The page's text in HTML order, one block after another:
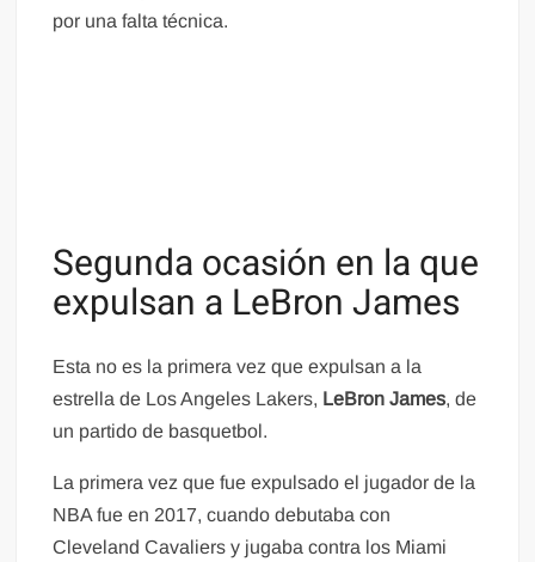
por una falta técnica.
Segunda ocasión en la que
expulsan a LeBron James
Esta no es la primera vez que expulsan a la
estrella de Los Angeles Lakers, LeBron James, de
un partido de basquetbol.
La primera vez que fue expulsado el jugador de la
NBA fue en 2017, cuando debutaba con
Cleveland Cavaliers y jugaba contra los Miami